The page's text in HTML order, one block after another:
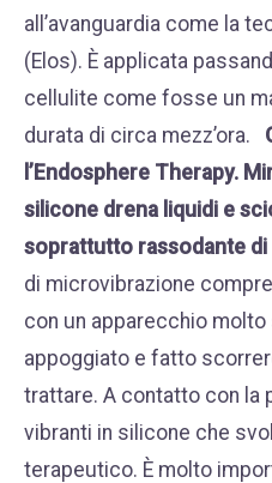
all’avanguardia come la
(Elos). È applicata
cellulite come fosse un
l’Endosphere Therapy.
silicone drena liquidi e
soprattutto rassodante di
di microvibrazione
con un apparecchio
appoggiato e fatto
trattare. A contatto con la
vibranti in silicone che
terapeutico. È molto